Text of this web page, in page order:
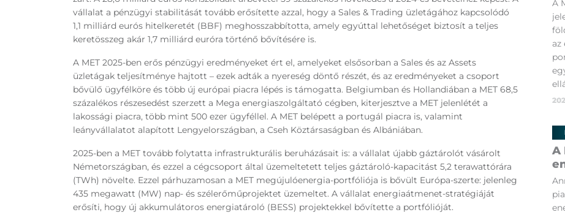
vállalat a pénzügyi stabilitását tovább erősítette azzal, hogy a Sales & Trading üzletágához kapcsolódó
1,1 milliárd eurós hitelkeretét (BBF) meghosszabbította, amely egyúttal lehetőséget biztosít a teljes
keretösszeg akár 1,7 milliárd euróra történő bővítésére is.
A MET 2025-ben erős pénzügyi eredményeket ért el, amelyeket elsősorban a Sales és az Assets
üzletágak teljesítménye hajtott – ezek adták a nyereség döntő részét, és az eredményeket a csoport
bővülő ügyfélköre és több új európai piacra lépés is támogatta. Belgiumban és Hollandiában a MET 68,5
százalékos részesedést szerzett a Mega energiaszolgáltató cégben, kiterjesztve a MET jelenlétét a
lakossági piacra, több mint 500 ezer ügyféllel. A MET belépett a portugál piacra is, valamint
leányvállalatot alapított Lengyelországban, a Cseh Köztársaságban és Albániában.
2025-ben a MET tovább folytatta infrastrukturális beruházásait is: a vállalat újabb gáztárolót vásárolt
Németországban, és ezzel a cégcsoport által üzemeltetett teljes gáztároló-kapacitást 5,2 terawattórára
(TWh) növelte. Ezzel párhuzamosan a MET megújulóenergia-portfóliója is bővült Európa-szerte: jelenleg
435 megawatt (MW) nap- és szélerőműprojektet üzemeltet. A vállalat energiaátmenet-stratégiáját
erősíti, hogy új akkumulátoros energiatároló (BESS) projektekkel bővítette a portfólióját.
A
az
A